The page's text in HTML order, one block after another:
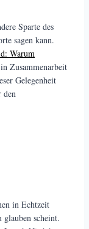
Sparte des
sagen kann.
Warum
in Zusammenarbeit
Gelegenheit
den
in Echtzeit
glauben scheint.